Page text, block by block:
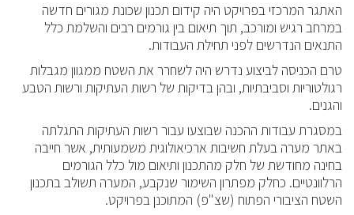
האתגר המרכזי בפרויקט היה קידום תכנון שכונת מגורים חדשה
במרחב רגיש ומורכב, תוך תיאום בין גורמים רבים והשלמת כלל
התנאים הנדרשים לפני תחילת העבודות.
טרם הכניסה לביצוע נדרש היה לשחרר את השטח ממגוון מגבלות
רגולטוריות וסביבתיות, ובהן בדיקות של רשות העתיקות ורשות הטבע
והגנים.
במסגרת עבודות ההכנה שבוצעו עבור רשות העתיקות התגלתה
באתר מערה בעלת חשיבות ארכיאולוגית משמעותית, אשר חייבה
בחינה מחודשת של חלק מהתכנון ותיאום מול כלל הגורמים
הרלוונטיים. כחלק מפתרון השימור שנקבע, המערה תשולב בתכנון
השטח הציבורי הפתוח (שצ"פ) המתוכנן בפרויקט.